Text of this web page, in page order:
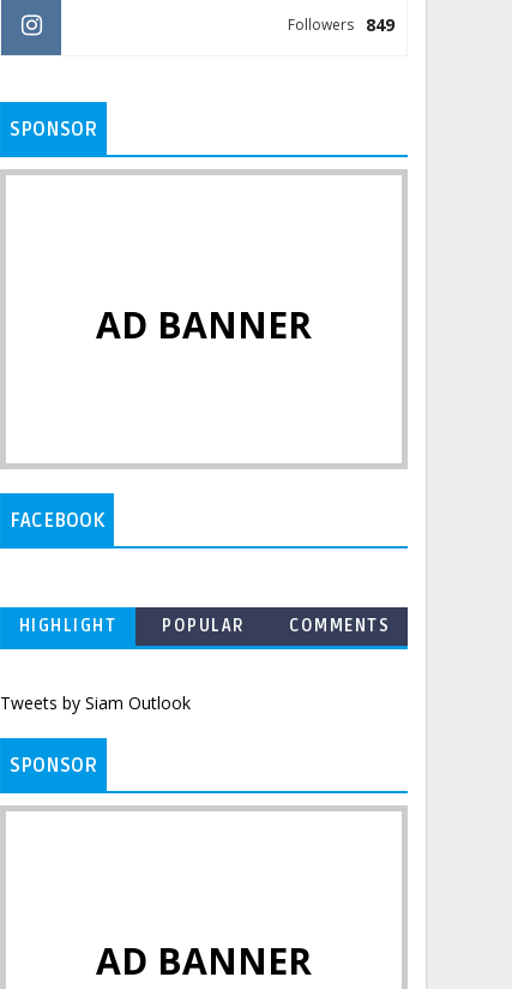
849
Followers
SPONSOR
AD BANNER
FACEBOOK
HIGHLIGHT POPULAR COMMENTS
Tweets by Siam Outlook
SPONSOR
AD BANNER